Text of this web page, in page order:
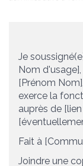
Je
Nom
[Prénom
exerce la
auprès de
Fait à
Joindre une